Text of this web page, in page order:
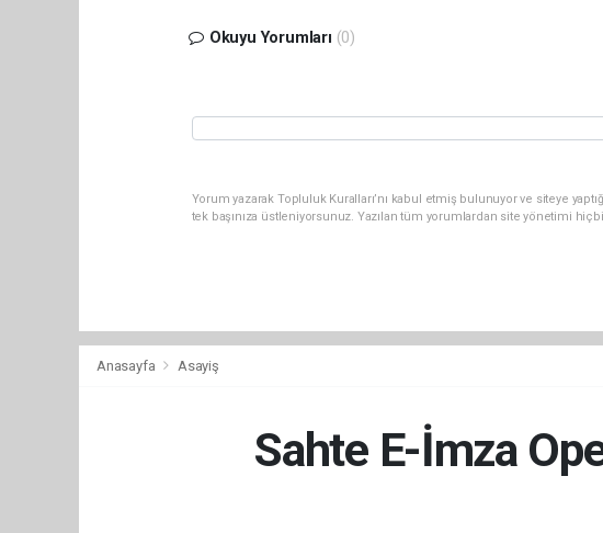
Okuyu Yorumları (0)
Yorum yazarak Topluluk Kuralları’nı kabul etmiş bulunuyor ve siteye
tek başınıza üstleniyorsunuz. Yazılan tüm yorumlardan site yönetimi
Anasayfa Asayiş
Sahte E-İmza